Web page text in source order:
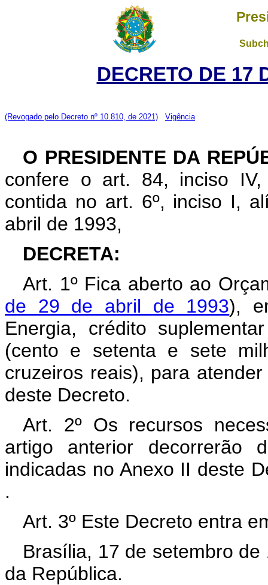
DECRETO DE 17
(Revogado pelo Decreto nº 10.810, de 2021) Vigência
O PRESIDENTE DA
confere o art. 84, inciso
contida no art. 6º, inciso I,
abril de 1993,
DECRETA:
Art. 1º Fica aberto ao
de 29 de abril de 1993),
Energia, crédito
(cento e setenta e sete
cruzeiros reais), para
deste Decreto.
Art. 2º Os recursos
artigo anterior decorrerão
indicadas no Anexo II deste
.
Art. 3º Este Decreto entra
Brasília, 17 de setembro de
da República.